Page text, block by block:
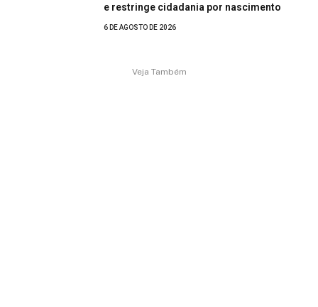
e restringe cidadania por nascimento
6 DE AGOSTO DE 2026
Veja Também